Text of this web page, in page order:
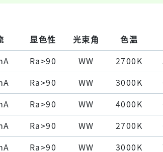
显色性 光束角 色温
Ra>90 WW 2700K
Ra>90 WW 3000K
Ra>90 WW 4000K
Ra>90 WW 2700K
Ra>90 WW 3000K